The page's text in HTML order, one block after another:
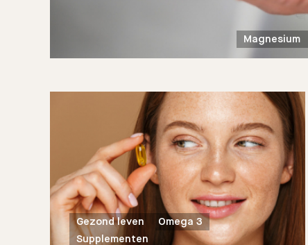
Magnesium
Gezond leven
Omega 3
Supplementen